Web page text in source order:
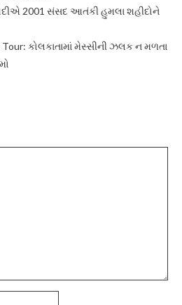
2001 સંસદ આતંકી હુમલા શહીદોને
કોલકાતામાં મેસ્સીની ઝલક ન મળતા